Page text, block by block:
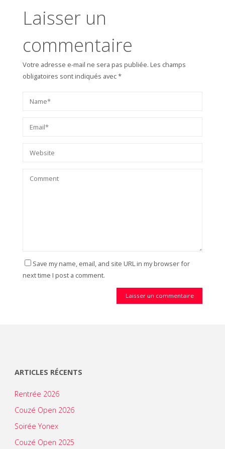
Laisser un
commentaire
Votre adresse e-mail ne sera pas publiée. Les champs
obligatoires sont indiqués avec*
Save my name, email, and site URL in my browser for
next time I post a comment.
ARTICLES RÉCENTS
Rentrée 2026
Couzé Open 2026
Soirée Yonex
Couzé Open 2025